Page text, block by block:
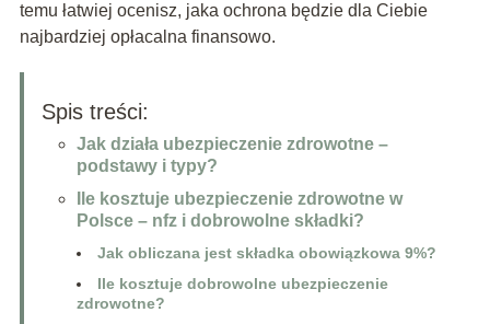
temu łatwiej ocenisz, jaka ochrona będzie dla Ciebie
najbardziej opłacalna finansowo.
Spis treści:
Jak działa ubezpieczenie zdrowotne –
podstawy i typy?
Ile kosztuje ubezpieczenie zdrowotne w
Polsce – nfz i dobrowolne składki?
Jak obliczana jest składka obowiązkowa 9%?
Ile kosztuje dobrowolne ubezpieczenie
zdrowotne?